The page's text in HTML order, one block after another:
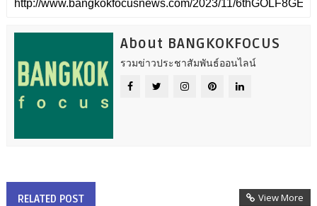
About BANGKOKFOCUS
รวมข่าวประชาสัมพันธ์ออนไลน์
RELATED POST View More